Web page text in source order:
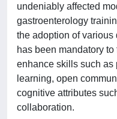
undeniably affected
gastroenterology
the adoption of
has been mandatory
enhance skills such as
learning, open
cognitive attributes
collaboration.